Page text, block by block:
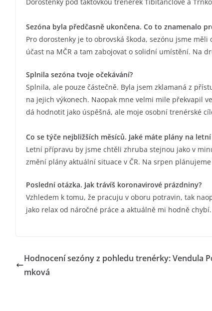
Sezóna byla předčasně ukončena. Co to znamenalo
Pro dorostenky je to obrovská škoda, sezónu jsme
účast na MČR a tam zabojovat o solidní umístění. Na
Splnila sezóna tvoje očekávání?
Splnila, ale pouze částečně. Byla jsem zklamaná z
na jejich výkonech. Naopak mne velmi mile překvapil
dá hodnotit jako úspěšná, ale moje osobní trenérské
Co se týče nejbližších měsíců. Jaké máte plány na
Letní přípravu by jsme chtěli zhruba stejnou jako v
změní plány aktuální situace v ČR. Na srpen
Poslední otázka. Jak trávíš koronavirové prázdniny?
Vzhledem k tomu, že pracuju v oboru potravin, tak
jako relax od náročné práce a aktuálně mi hodně chybí.
Hodnocení sezóny z pohledu trenérky: Vendula
mková